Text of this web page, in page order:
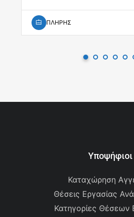
ΠΛΗΡΗΣ
Υποψήφιοι
Καταχώρηση
Θέσεις Εργασίας
Κατηγορίες Θέσεων